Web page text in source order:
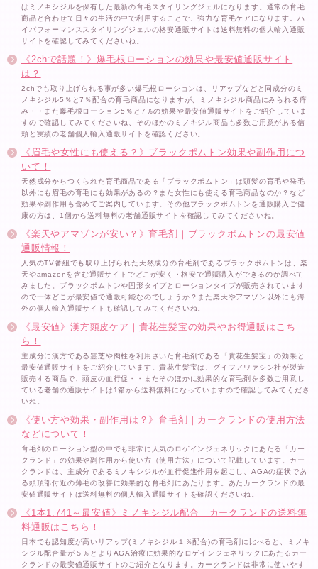
はミノキシジルを保有した最新の育毛スタイリングジェルになります。通常の育毛
商品と合わせて日々の生活の中で利用することで、強力な育毛ケアになります。ハ
イパフォーマンススタイリングジェルの格安通販サイトは送料無料の個人輸入通販
サイトを確認してみてくださいね。
《2chで話題！》爆毛根ローションの効果や最安値通販サイト
は？
2chでも取り上げられる事が多い爆毛根ローションは、リアップなどと同成分のミ
ノキシジル5％と7％配合の育毛商品になりますが、ミノキシジル商品にみられる痒
み・・また爆毛根ローション5％と7％の効果や最安値通販サイトをご紹介していま
すので確認してみてくださいね、そのほかのミノキジル商品も多数ご用意がある信
頼と実績の老舗個人輸入通販サイトを確認ください。
《眉毛や女性にも使える？》ブラックポムトン効果や副作用につ
いて！
天然成分からつくられた育毛商品である「ブラックポムトン」は頭髪の育毛や発毛
以外にも眉毛の育毛にも効果があるの？また女性にも使える育毛商品なのか？など
効果や副作用も含めてご案内しています。その他ブラックポムトンを通販購入ご健
康の方は、1個から送料無料の老舗通販サイトを確認してみてくださいね。
《楽天やアマゾンが安い？》育毛剤｜ブラックポムトンの最安値
通販情報！
人気のTV番組でも取り上げられた天然成分の育毛剤であるブラックポムトンは、楽
天やamazonを含む通販サイトでどこが安く・格安で通販購入ができるのか調べて
みました。ブラックポムトンや固形タイプとローションタイプが販売されています
ので一体どこが最安値で通販可能なのでしょうか？また楽天やアマゾン以外にも海
外の個人輸入通販サイトも確認してみてくださいね。
《最安値》漢方頭皮ケア｜貴花生髪宝の効果やお得通販はこち
ら！
主成分に漢方である霊芝や肉柱を利用さいた育毛剤である「貴花生髪宝」の効果と
最安値通販サイトをご紹介しています。貴花生髪宝は、グイフアワァシン社が製造
販売する商品で、頭皮の血行促・・またそのほかに効果的な育毛剤を多数ご用意し
ている老舗の通販サイトは1箱から送料無料になっていますので確認してみてくださ
いね。
《使い方や効果・副作用は？》育毛剤｜カークランドの使用方法
などについて！
育毛剤のローション型の中でも非常に人気のロゲインジェネリックにあたる「カー
クランド」の効果や副作用から使い方（使用方法）について記載しています。カー
クランドは、主成分であるミノキシジルが血行促進作用を起こし、AGAの症状であ
る頭頂部付近の薄毛の改善に効果的な育毛剤にあたります。あたカークランドの最
安値通販サイトは送料無料の個人輸入通販サイトを確認くださいね。
《1本1.741～最安値》ミノキシジル配合｜カークランドの送料無
料通販はこちら！
日本でも認知度が高いリアップ(ミノキシジル１％配合)の育毛剤に比べると、ミノキ
シジル配合量が５％とよりAGA治療に効果的なロゲインジェネリックにあたるカー
クランドの最安値通販サイトのご紹介となります。カークランドは非常に使いやす